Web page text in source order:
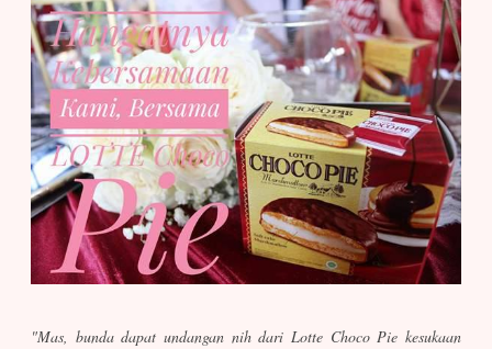
"Mas, bunda dapat undangan nih dari Lotte Choco Pie kesukaan